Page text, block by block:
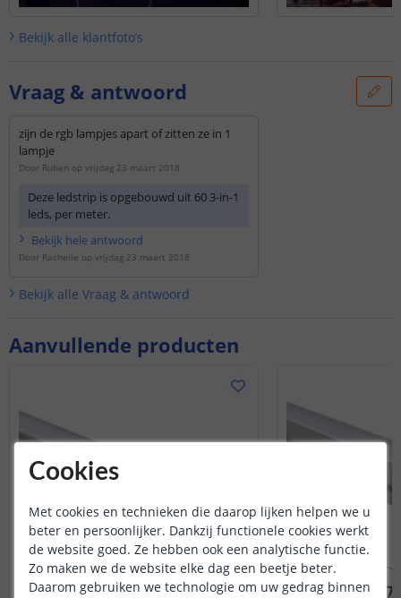
Aanvullende producten
Bekijk alle klantfoto’s
Vraag & antwoord
zijn de rgb lampjes apart of zitten ze in 1
lampje
Door Ruben op vrijdag 23 maart 2018
Deze ledstrip is opgebouwd uit 60 3-in-1
leds, per meter.
Bekijk hele antwoord
Door Rachelle op vrijdag 23 maart 2018
Bekijk alle Vraag & antwoord
Cookies
Met cookies en technieken die daarop lijken helpen we u
beter en persoonlijker. Dankzij functionele cookies werkt
de website goed. Ze hebben ook een analytische functie.
Zo maken we de website elke dag een beetje beter.
Daarom gebruiken we technologie om uw gedrag binnen